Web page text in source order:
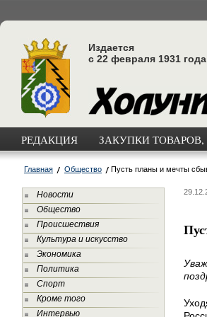
Издается
с 22 февраля 1931 года
РЕДАКЦИЯ ЗАКУПКИ ТОВАРОВ,
Главная Общество Пусть планы и мечты
Новости
Общество
Происшествия
Культура и искусство
Экономика
Политика
Спорт
Кроме того
Интервью